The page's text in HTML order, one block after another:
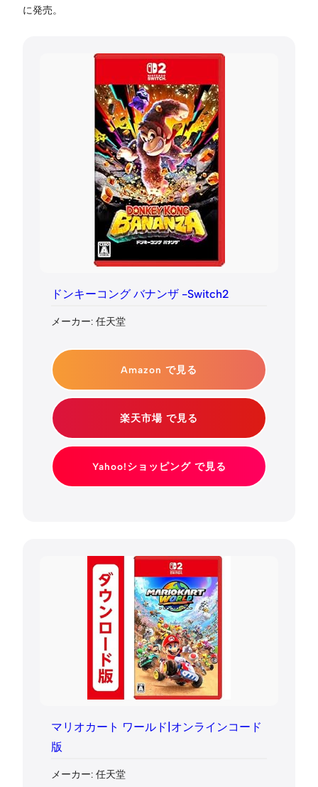
に発売。
ドンキーコング バナンザ -Switch2
メーカー: 任天堂
Amazon で見る
楽天市場 で見る
Yahoo!ショッピング で見る
マリオカート ワールド|オンラインコード
版
メーカー: 任天堂